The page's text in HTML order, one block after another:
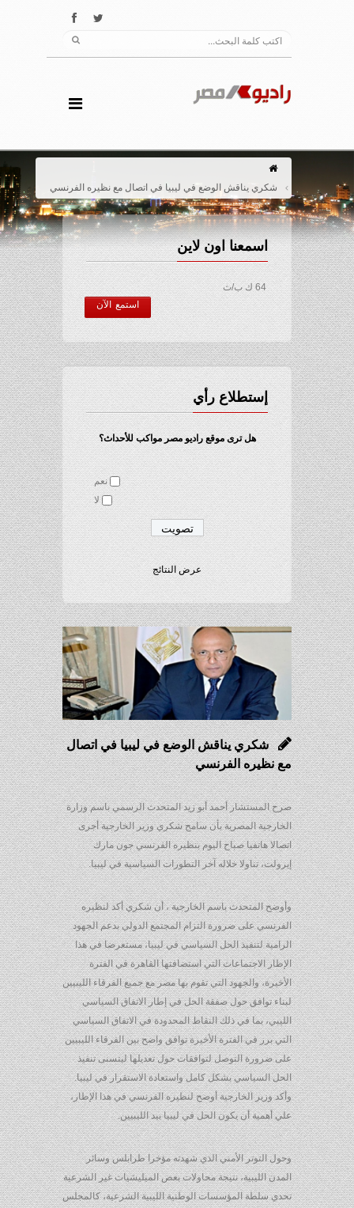
شكري يناقش الوضع في ليبيا في اتصال مع نظيره الفرنسي
اسمعنا اون لاين
64 ك ب/ث
استمع الآن
إستطلاع رأي
هل ترى موقع راديو مصر مواكب للأحداث؟
نعم
لا
عرض النتائج
شكري يناقش الوضع في ليبيا في اتصال
مع نظيره الفرنسي
صرح المستشار أحمد أبو زيد المتحدث الرسمي باسم وزارة
الخارجية المصرية بأن سامح شكري وزير الخارجية أجرى
اتصالا هاتفيا صباح اليوم بنظيره الفرنسي جون مارك
إيرولت، تناولا خلاله آخر التطورات السياسية في ليبيا.
وأوضح المتحدث باسم الخارجية ، أن شكري أكد لنظيره
الفرنسي على ضرورة التزام المجتمع الدولي بدعم الجهود
الرامية لتنفيذ الحل السياسي في ليبيا، مستعرضا في هذا
الإطار الاجتماعات التي استضافتها القاهرة في الفترة
الأخيرة، والجهود التي تقوم بها مصر مع جميع الفرقاء الليبيين
لبناء توافق حول صفقة الحل في إطار الاتفاق السياسي
الليبي، بما في ذلك النقاط المحدودة في الاتفاق السياسي
التي برز في الفترة الأخيرة توافق واضح بين الفرقاء الليبيين
على ضرورة التوصل لتوافقات حول تعديلها ليتسنى تنفيذ
الحل السياسي بشكل كامل واستعادة الاستقرار في ليبيا.
وأكد وزير الخارجية أوضح لنظيره الفرنسي في هذا الإطار،
علي أهمية أن يكون الحل في ليبيا بيد الليبيين.
وحول التوتر الأمني الذي شهدته مؤخرا طرابلس وسائر
المدن الليبية، نتيجة محاولات بعض الميليشيات غير الشرعية
تحدي سلطة المؤسسات الوطنية الليبية الشرعية، كالمجلس